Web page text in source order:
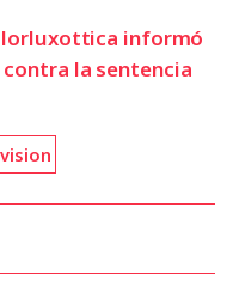
informó
la sentencia